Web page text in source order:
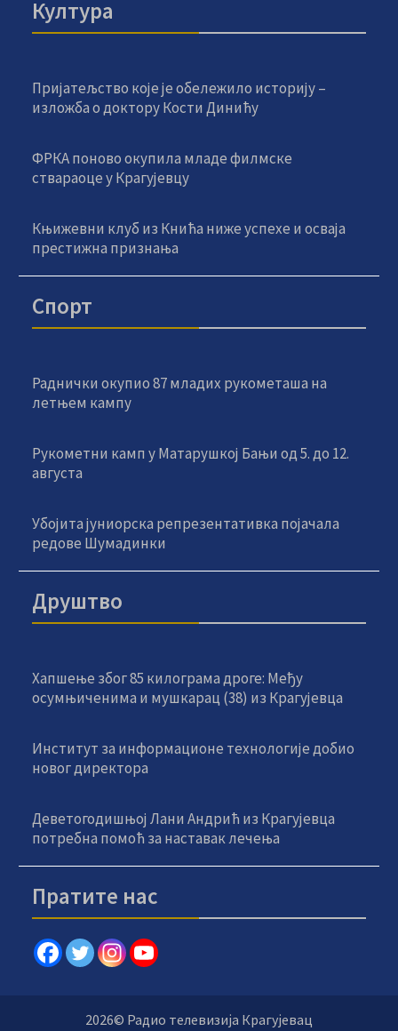
Култура
Пријатељство које је обележило историју –
изложба о доктору Кости Динићу
ФРКА поново окупила младе филмске
ствараоце у Крагујевцу
Књижевни клуб из Кнића ниже успехе и осваја
престижна признања
Спорт
Раднички окупио 87 младих рукометаша на
летњем кампу
Рукометни камп у Матарушкој Бањи од 5. до 12.
августа
Убојита јуниорска репрезентативка појачала
редове Шумадинки
Друштво
Хапшење због 85 килограма дроге: Међу
осумњиченима и мушкарац (38) из Крагујевца
Институт за информационе технологије добио
новог директора
Деветогодишњој Лани Андрић из Крагујевца
потребна помоћ за наставак лечења
Пратите нас
2026© Радио телевизија Крагујевац